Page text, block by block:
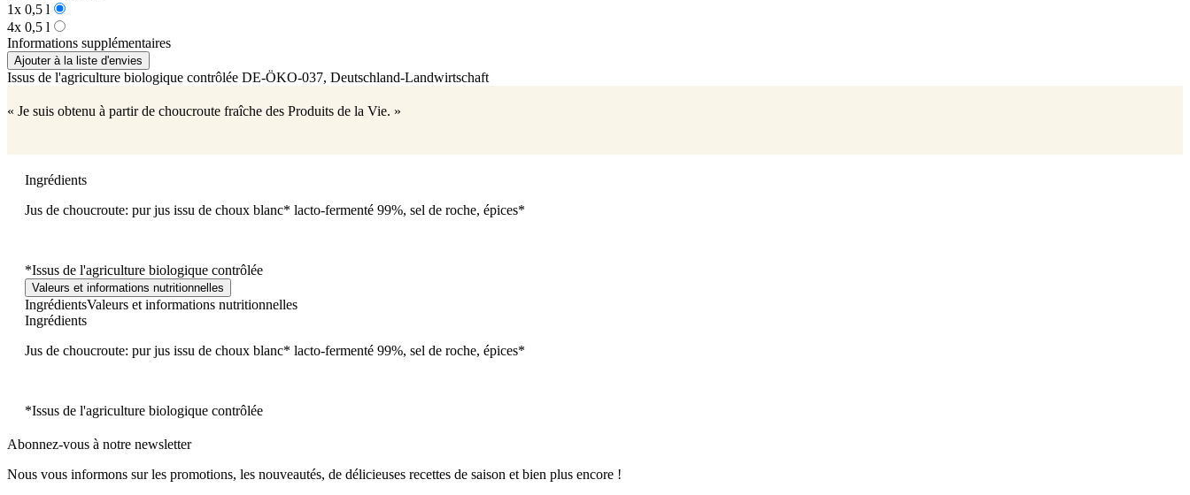
1x 0,5 l
4x 0,5 l
Informations supplémentaires
Ajouter à la liste d'envies
Issus de l'agriculture biologique contrôlée DE-ÖKO-037, Deutschland-Landwirtschaft
« Je suis obtenu à partir de choucroute fraîche des Produits de la Vie. »
Ingrédients
Jus de choucroute: pur jus issu de choux blanc* lacto-fermenté 99%, sel de roche, épices*
*Issus de l'agriculture biologique contrôlée
Valeurs et informations nutritionnelles
IngrédientsValeurs et informations nutritionnelles
Ingrédients
Jus de choucroute: pur jus issu de choux blanc* lacto-fermenté 99%, sel de roche, épices*
*Issus de l'agriculture biologique contrôlée
Abonnez-vous à notre newsletter
Nous vous informons sur les promotions, les nouveautés, de délicieuses recettes de saison et bien plus encore !